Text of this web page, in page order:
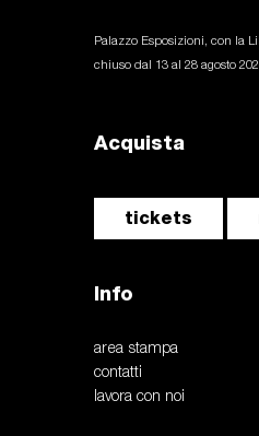
Palazzo Esposizioni, con la
chiuso dal 13 al 28 agosto
Acquista
tickets
Info
area stampa
contatti
lavora con noi